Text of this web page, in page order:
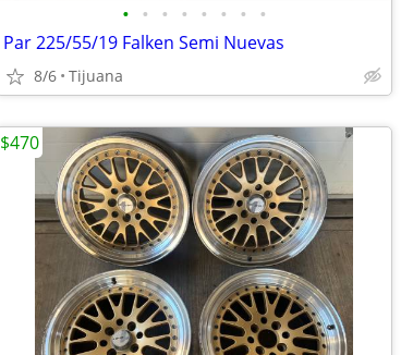
• • • • • • • •
Par 225/55/19 Falken Semi Nuevas
8/6 Tijuana
$470